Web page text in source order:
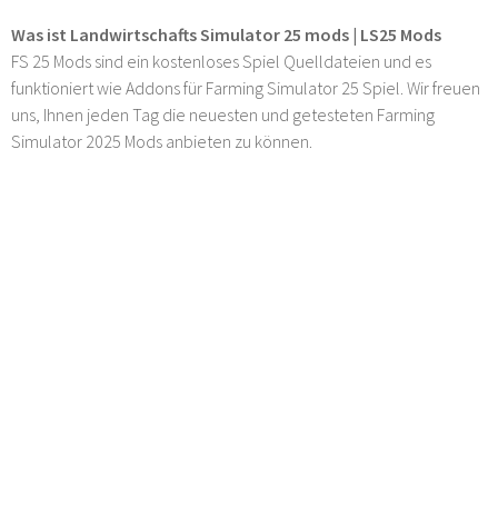
Was ist Landwirtschafts Simulator 25 mods | LS25 Mods
FS 25 Mods sind ein kostenloses Spiel Quelldateien und es
funktioniert wie Addons für Farming Simulator 25 Spiel. Wir freuen
uns, Ihnen jeden Tag die neuesten und getesteten Farming
Simulator 2025 Mods anbieten zu können.